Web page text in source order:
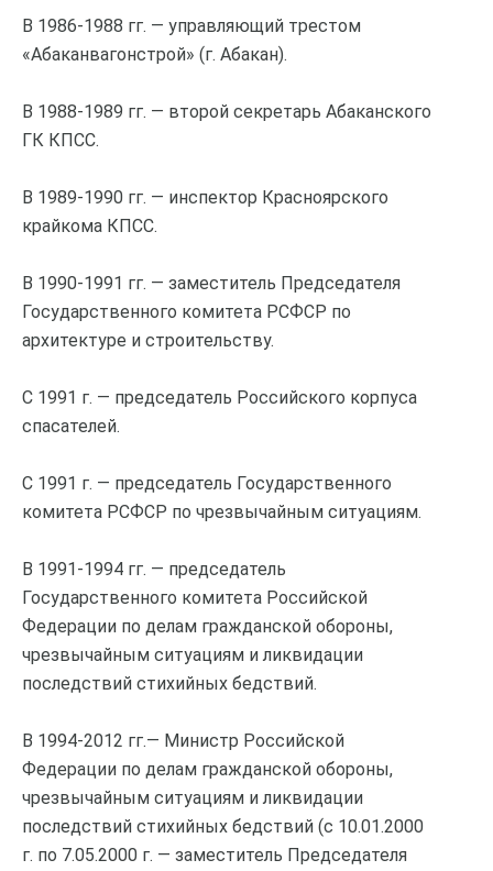
В 1986-1988 гг. — управляющий трестом
«Абаканвагонстрой» (г. Абакан).
В 1988-1989 гг. — второй секретарь Абаканского
ГК КПСС.
В 1989-1990 гг. — инспектор Красноярского
крайкома КПСС.
В 1990-1991 гг. — заместитель Председателя
Государственного комитета РСФСР по
архитектуре и строительству.
С 1991 г. — председатель Российского корпуса
спасателей.
С 1991 г. — председатель Государственного
комитета РСФСР по чрезвычайным ситуациям.
В 1991-1994 гг. — председатель
Государственного комитета Российской
Федерации по делам гражданской обороны,
чрезвычайным ситуациям и ликвидации
последствий стихийных бедствий.
В 1994-2012 гг.— Министр Российской
Федерации по делам гражданской обороны,
чрезвычайным ситуациям и ликвидации
последствий стихийных бедствий (с 10.01.2000
г. по 7.05.2000 г. — заместитель Председателя